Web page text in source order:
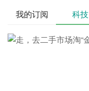
我的订阅 科技